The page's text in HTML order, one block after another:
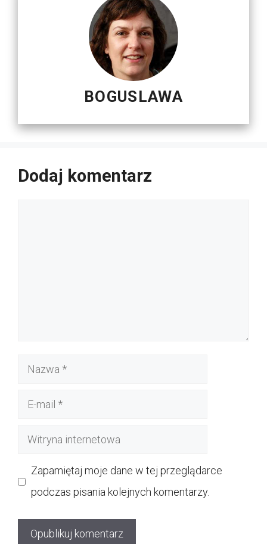
BOGUSLAWA
Dodaj komentarz
Nazwa
Witryna
Zapamiętaj moje dane w tej przeglądarce
podczas pisania kolejnych komentarzy.